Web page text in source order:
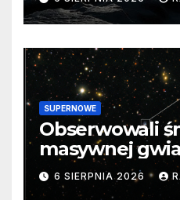
SUPERNOWE
Obserwowali
masywnej
samego
cenne dane
6 SIERPNIA 2026